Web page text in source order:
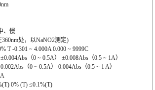
、慢
处，以NaNO2测定)
T -0.301 ~ 4.000A 0.000 ~ 9999C
（0 ~ 0.5A） ±0.008Abs（0.5 ~ 1A）
（0 ~ 0.5A） 0.004Abs（0.5 ~ 1 A）
0% (T) ≤0.1%(T)